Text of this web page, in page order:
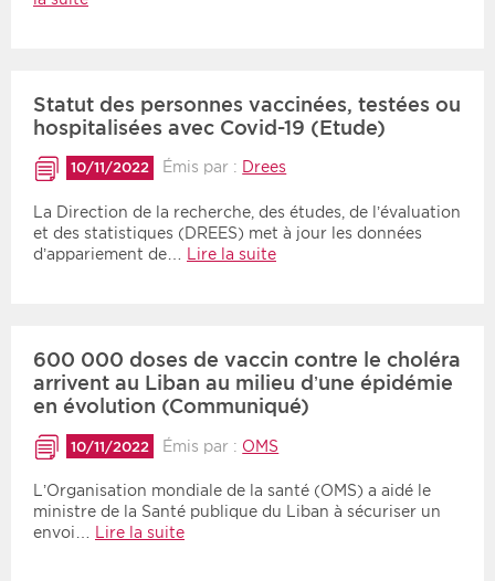
Statut des personnes vaccinées, testées ou
hospitalisées avec Covid-19 (Etude)
10/11/2022 Émis par : Drees
La Direction de la recherche, des études, de l’évaluation
et des statistiques (DREES) met à jour les données
d’appariement de…
Lire la suite
600 000 doses de vaccin contre le choléra
arrivent au Liban au milieu d’une épidémie
en évolution (Communiqué)
10/11/2022 Émis par : OMS
L’Organisation mondiale de la santé (OMS) a aidé le
ministre de la Santé publique du Liban à sécuriser un
envoi… Lire la suite